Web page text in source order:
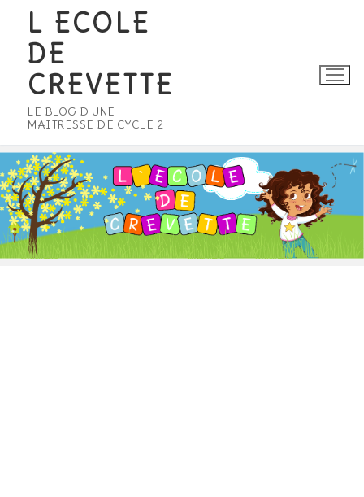
contenu
L ECOLE
DE
CREVETTE
LE BLOG D UNE
MAITRESSE DE CYCLE 2